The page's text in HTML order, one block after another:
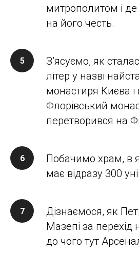
митрополитом і
на його честь.
З’ясуємо, як
літер у назві
монастиря Києва і
Флорівський
перетворився на
Побачимо храм, в
має відразу 300
Дізнаємося, як
Мазепі за перехід
до чого тут